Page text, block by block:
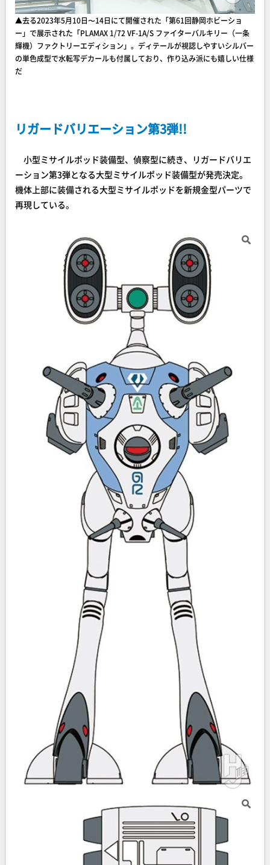
▲去る2023年5月10日〜14日にて開催された「第61回静岡ホビーショ
ー」で展示された「PLAMAX 1/72 VF-1A/S ファイターバルキリー（一条
輝機）ファクトリーエディション」。ディテールが視認しやすいシルバー
の単色成型で水転写デカールも付属しており、作り込み派にも嬉しい仕様
だ
リガードバリエーション第3弾!!
小型ミサイルポッド装備型、偵察型に続き、リガードバリエ
ーション第3弾となる大型ミサイルポッド装備型が発売決定。
機体上部に装備される大型ミサイルポッドを新規金型パーツで
再現している。